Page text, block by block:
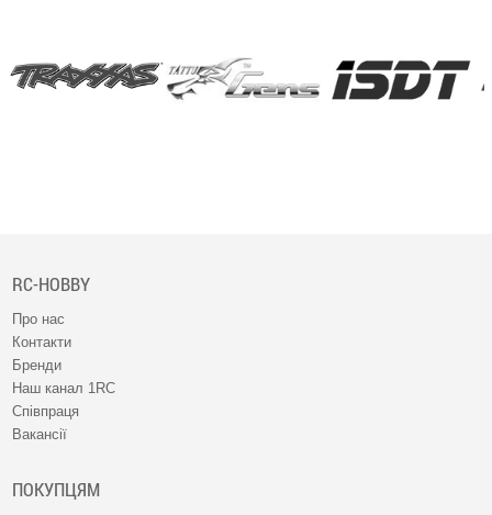
RC-HOBBY
Про нас
Контакти
Бренди
Наш канал 1RC
Співпраця
Вакансії
ПОКУПЦЯМ